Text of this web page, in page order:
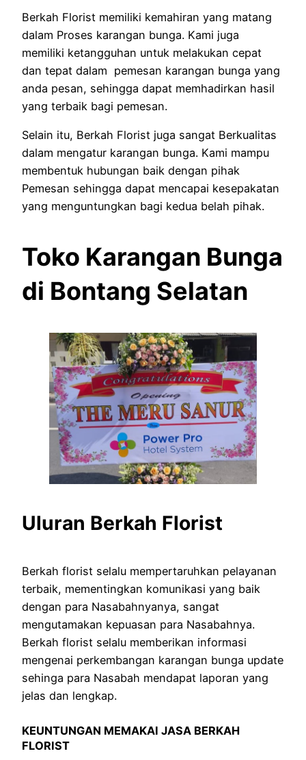
Berkah Florist memiliki kemahiran yang matang
dalam Proses karangan bunga. Kami juga
memiliki ketangguhan untuk melakukan cepat
dan tepat dalam pemesan karangan bunga yang
anda pesan, sehingga dapat memhadirkan hasil
yang terbaik bagi pemesan.
Selain itu, Berkah Florist juga sangat Berkualitas
dalam mengatur karangan bunga. Kami mampu
membentuk hubungan baik dengan pihak
Pemesan sehingga dapat mencapai kesepakatan
yang menguntungkan bagi kedua belah pihak.
Toko Karangan Bunga
di Bontang Selatan
Uluran Berkah Florist
Berkah florist selalu mempertaruhkan pelayanan
terbaik, mementingkan komunikasi yang baik
dengan para Nasabahnyanya, sangat
mengutamakan kepuasan para Nasabahnya.
Berkah florist selalu memberikan informasi
mengenai perkembangan karangan bunga update
sehinga para Nasabah mendapat laporan yang
jelas dan lengkap.
KEUNTUNGAN MEMAKAI JASA BERKAH
FLORIST